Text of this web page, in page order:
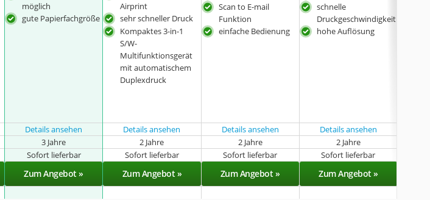
möglich
gute Papierfachgröße
Airprint
sehr schneller Druck
Kompaktes 3-in-1
S/W-
Multifunktionsgerät
mit automatischem
Duplexdruck
Scan to E-mail
Funktion
einfache Bedienung
schnelle
Druckgeschwindigkeit
hohe Auflösung
Details ansehen Details ansehen Details ansehen Details ansehen
3 Jahre 2 Jahre 2 Jahre 2 Jahre
Sofort lieferbar Sofort lieferbar Sofort lieferbar Sofort lieferbar
Zum Angebot » Zum Angebot » Zum Angebot » Zum Angebot »